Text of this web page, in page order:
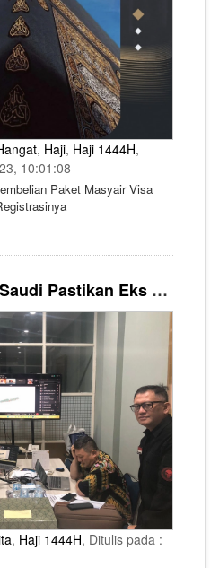
, Haji, Haji 1444H,
10:01:08
Paket Masyair Visa
Kementerian Haji Saudi Pastikan Eks Wilayah Maktab 111-116 Bukan Milik Syarikah Tertentu
, Haji 1444H, Ditulis pada :